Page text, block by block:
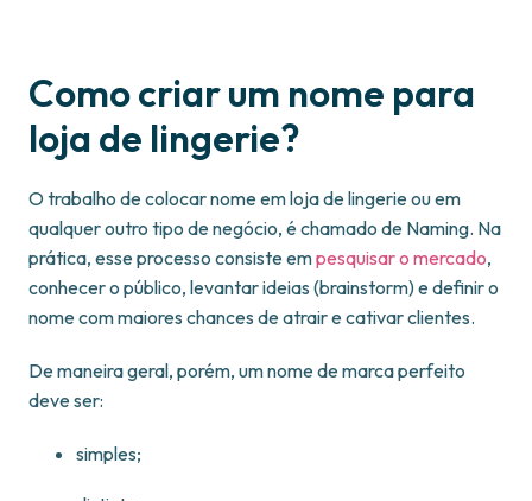
Como criar um nome para
loja de lingerie?
O trabalho de colocar nome em loja de lingerie ou em
qualquer outro tipo de negócio, é chamado de Naming. Na
prática, esse processo consiste empesquisar o mercado,
conhecer o público, levantar ideias (brainstorm) e definir o
nome com maiores chances de atrair e cativar clientes.
De maneira geral, porém, um nome de marca perfeito
deve ser:
simples;